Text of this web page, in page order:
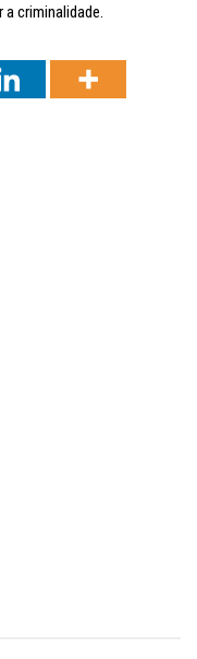
criminalidade.